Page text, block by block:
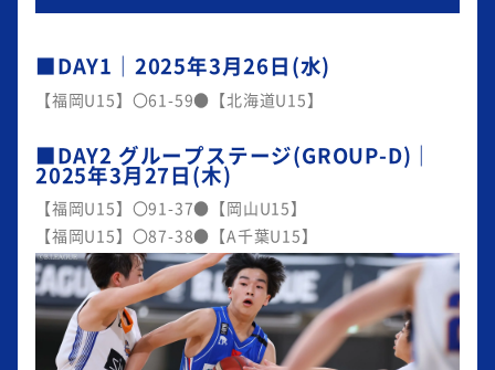
■DAY1｜2025年3月26日(水)
【福岡U15】〇61-59●【北海道U15】
■DAY2 グループステージ(GROUP-D)｜
2025年3月27日(木)
【福岡U15】〇91-37●【岡山U15】
【福岡U15】〇87-38●【A千葉U15】